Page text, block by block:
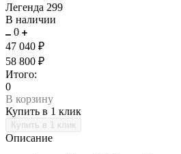
Легенда 299
В наличии
0
47 040 ₽
58 800 ₽
Итого:
0
В корзину
Купить в 1 клик
Описание